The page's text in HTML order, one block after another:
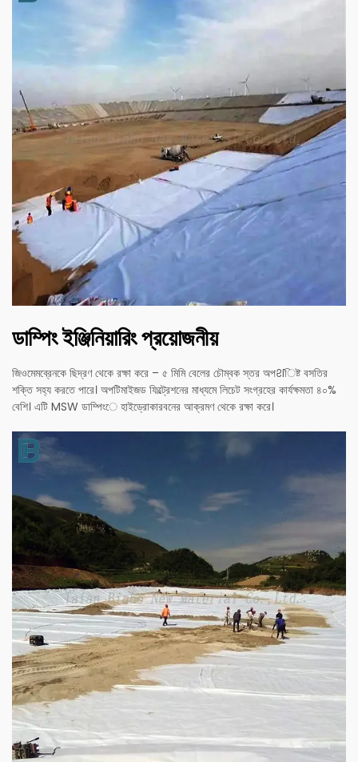
ডাম্পিং ইঞ্জিনিয়ারিং প্রয়োজনীয়
জিওমেমব্রেনকে ছিদ্রণ থেকে রক্ষা করে – ৫ মিমি বেলের চৌম্বক স্তর অপशিষ্ট বসতির
শক্তি সহ্য করতে পারে। অপটিমাইজড ফিল্ট্রেশনের মাধ্যমে লিচেট সংগ্রহের কার্যক্ষমতা ৪০%
বেশি। এটি MSW ডাম্পিংে হাইড্রোকারবনের আক্রমণ থেকে রক্ষা করে।